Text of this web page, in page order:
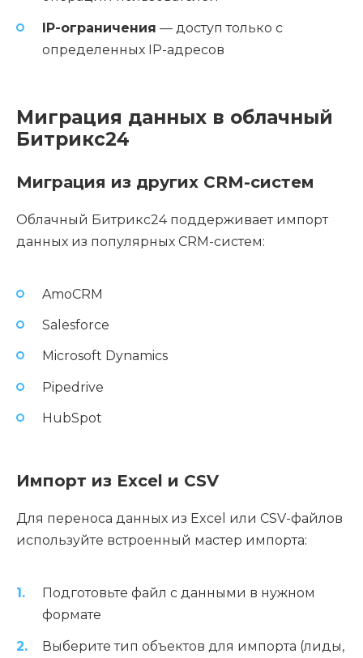
IP-ограничения — доступ только с
определенных IP-адресов
Миграция данных в облачный
Битрикс24
Миграция из других CRM-систем
Облачный Битрикс24 поддерживает импорт
данных из популярных CRM-систем:
AmoCRM
Salesforce
Microsoft Dynamics
Pipedrive
HubSpot
Импорт из Excel и CSV
Для переноса данных из Excel или CSV-файлов
используйте встроенный мастер импорта:
Подготовьте файл с данными в нужном
формате
Выберите тип объектов для импорта (лиды,